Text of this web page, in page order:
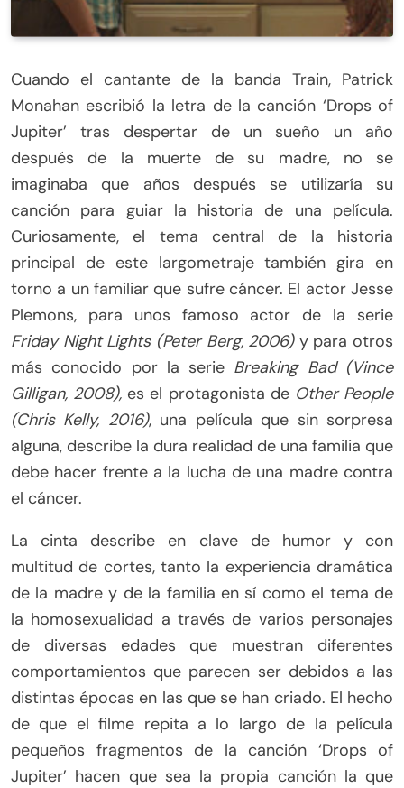
Cuando el cantante de la banda Train, Patrick
Monahan escribió la letra de la canción ‘Drops of
Jupiter’ tras despertar de un sueño un año
después de la muerte de su madre, no se
imaginaba que años después se utilizaría su
canción para guiar la historia de una película.
Curiosamente, el tema central de la historia
principal de este largometraje también gira en
torno a un familiar que sufre cáncer. El actor Jesse
Plemons, para unos famoso actor de la serie
Friday Night Lights (Peter Berg, 2006)y para otros
más conocido por la serie Breaking Bad (Vince
Gilligan, 2008), es el protagonista de Other People
(Chris Kelly, 2016), una película que sin sorpresa
alguna, describe la dura realidad de una familia que
debe hacer frente a la lucha de una madre contra
el cáncer.
La cinta describe en clave de humor y con
multitud de cortes, tanto la experiencia dramática
de la madre y de la familia en sí como el tema de
la homosexualidad a través de varios personajes
de diversas edades que muestran diferentes
comportamientos que parecen ser debidos a las
distintas épocas en las que se han criado. El hecho
de que el filme repita a lo largo de la película
pequeños fragmentos de la canción ‘Drops of
Jupiter’ hacen que sea la propia canción la que